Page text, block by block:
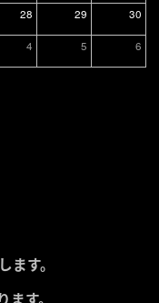
28 29 30
4 5 6
す。